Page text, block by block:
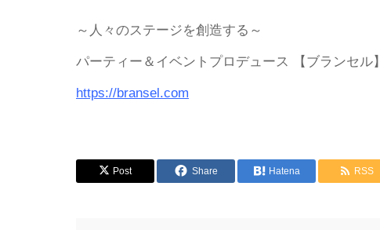
～人々のステージを創造する～
パーティー＆イベントプロデュース 【ブランセル】
https://bransel.com
Post Share Hatena RSS